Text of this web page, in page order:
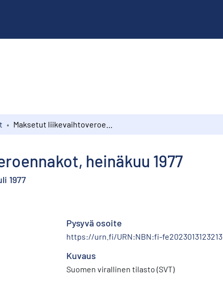
heinäkuu 1977
1977
Pysyvä osoite
https://urn.fi/URN:NBN:fi-fe2023013123213
Kuvaus
Suomen virallinen tilasto (SVT)